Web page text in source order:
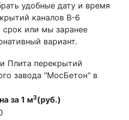
удобные дату и время
каналов В-6
срок или мы заранее
вариант.
Плита перекрытий
завода "МосБетон" в
за 1 м3(руб.)